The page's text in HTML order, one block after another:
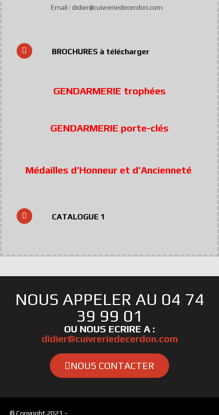
Email : didier@cuivreriedecerdon.com
BROCHURES à télécharger
GENDARMERIE trophées
GENDARMERIE porte-clés
Médailles d’Honneur et d’Ancienneté
CATALOGUE 1
NOUS APPELER AU 04 74
39 99 01
didier@cuivreriedecerdon.com
NOUS CONTACTER
© Copyright 2021 –